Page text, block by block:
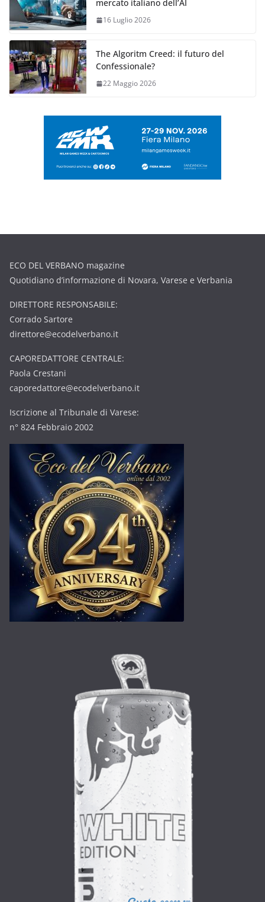
mercato italiano dell’AI
16 Luglio 2026
The Algoritm Creed: il futuro del
Confessionale?
22 Maggio 2026
ECO DEL VERBANO magazine
Quotidiano d’informazione di Novara, Varese e Verbania
DIRETTORE RESPONSABILE:
Corrado Sartore
direttore@ecodelverbano.it
CAPOREDATTORE CENTRALE:
Paola Crestani
caporedattore@ecodelverbano.it
Iscrizione al Tribunale di Varese:
n° 824 Febbraio 2002